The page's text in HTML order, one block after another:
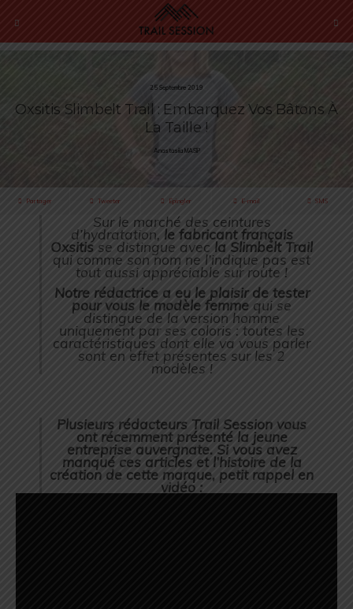
25 Septembre 2019
Oxsitis Slimbelt Trail : Embarquez Vos Bâtons À
La Taille !
Anastasiia MASIP
Partager Tweeter Épingler E-mail SMS
Sur le marché des ceintures
d’hydratation, le fabricant français
Oxsitis se distingue avec la Slimbelt Trail
qui comme son nom ne l’indique pas est
tout aussi appréciable sur route !
Notre rédactrice a eu le plaisir de tester
pour vous le modèle femme qui se
distingue de la version homme
uniquement par ses coloris : toutes les
caractéristiques dont elle va vous parler
sont en effet présentes sur les 2
modèles !
Plusieurs rédacteurs Trail Session vous
ont récemment présenté la jeune
entreprise auvergnate. Si vous avez
manqué ces articles et l’histoire de la
création de cette marque, petit rappel en
vidéo :